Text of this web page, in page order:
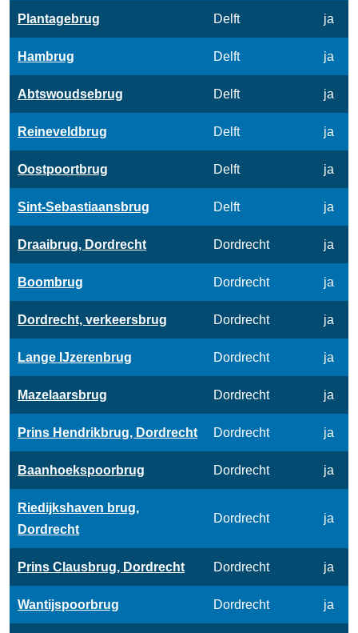
Plantagebrug Delft ja
Hambrug Delft ja
Abtswoudsebrug Delft ja
Reineveldbrug Delft ja
Oostpoortbrug Delft ja
Sint-Sebastiaansbrug Delft ja
Draaibrug, Dordrecht Dordrecht ja
Boombrug Dordrecht ja
Dordrecht, verkeersbrug Dordrecht ja
Lange IJzerenbrug Dordrecht ja
Mazelaarsbrug Dordrecht ja
Prins Hendrikbrug, Dordrecht Dordrecht ja
Baanhoekspoorbrug Dordrecht ja
Riedijkshaven brug,
Dordrecht
Dordrecht ja
Prins Clausbrug, Dordrecht Dordrecht ja
Wantijspoorbrug Dordrecht ja